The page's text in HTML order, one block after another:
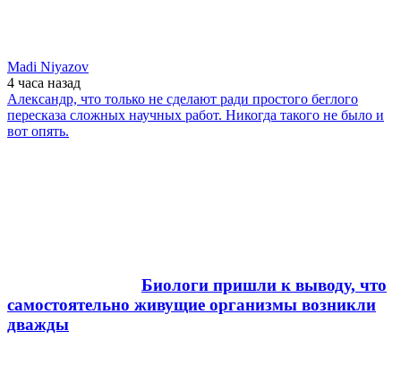
Madi Niyazov
4 часа назад
Александр, что только не сделают ради простого беглого
пересказа сложных научных работ. Никогда такого не было и
вот опять.
Биологи пришли к выводу, что
самостоятельно живущие организмы возникли
дважды